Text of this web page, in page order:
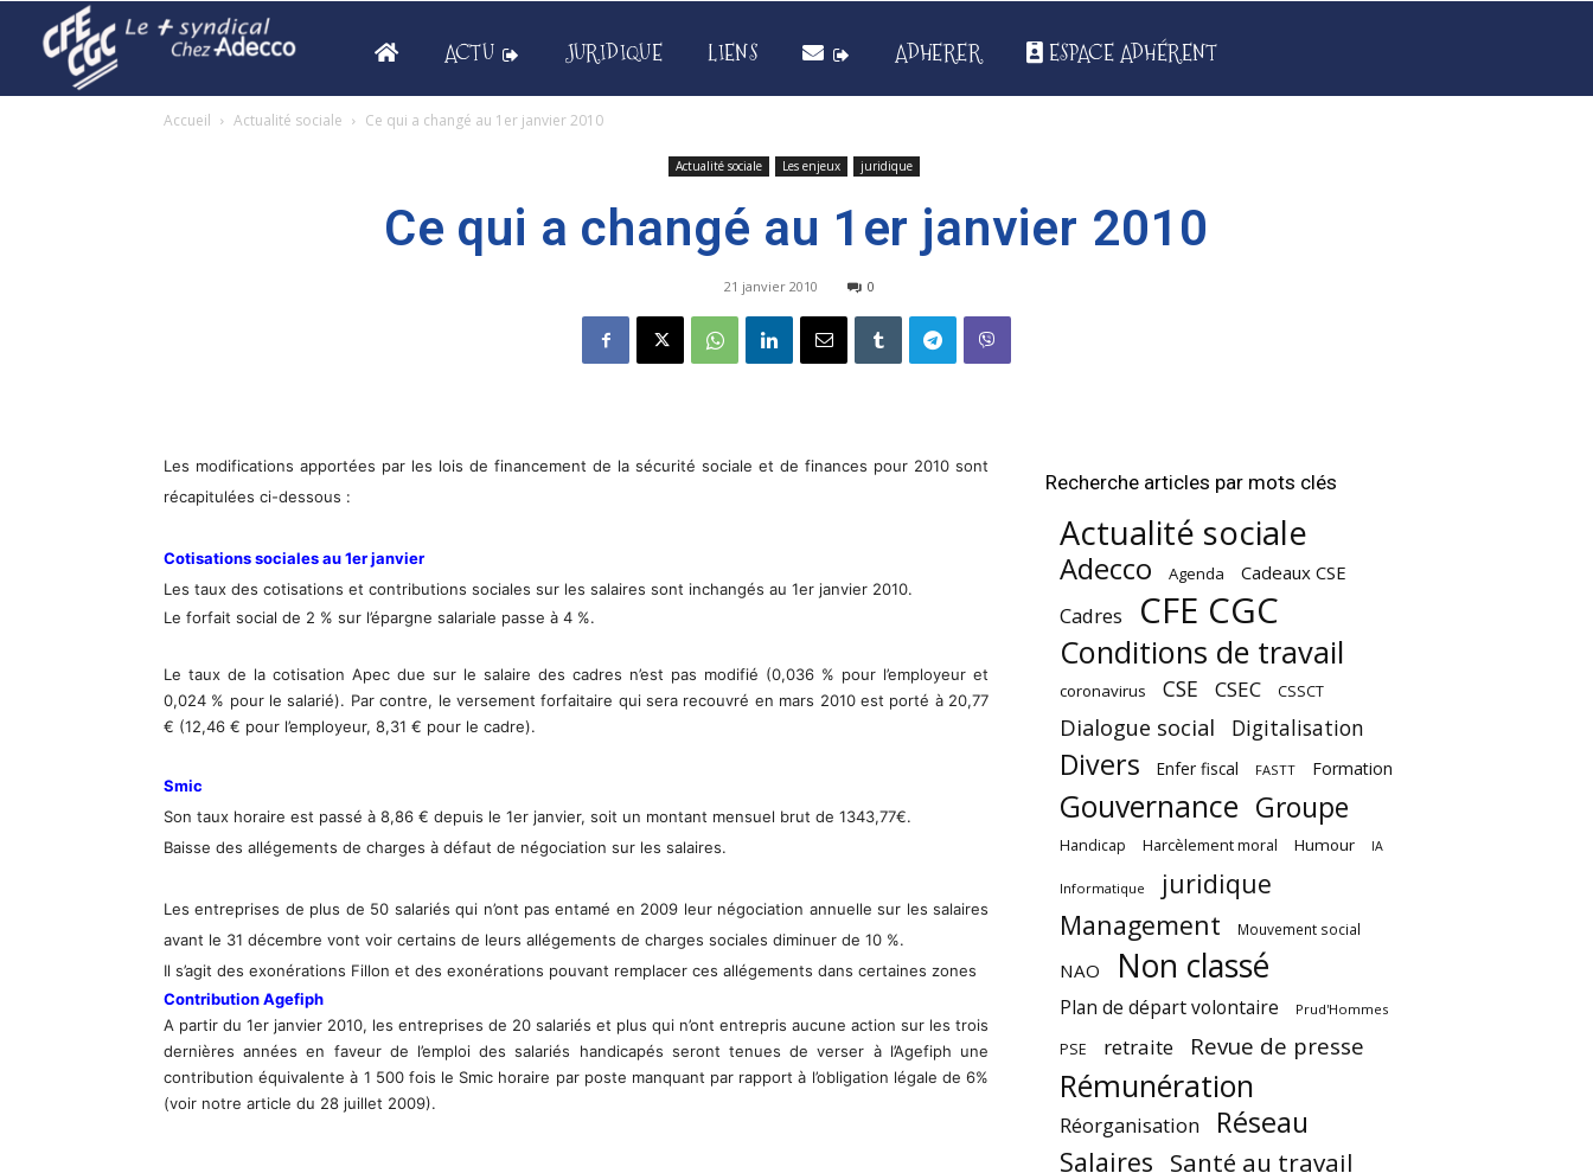
ACTU JURIDIQUE LIENS ADHERER ESPACE ADHÉRENT
Accueil Actualité sociale Ce qui a changé au 1er janvier 2010
Actualité sociale Les enjeux juridique
Ce qui a changé au 1er janvier 2010
21 janvier 2010 0
Les modifications apportées par les lois de financement de la sécurité sociale et de finances pour 2010 sont
récapitulées ci-dessous :
Cotisations sociales au 1er janvier
Les taux des cotisations et contributions sociales sur les salaires sont inchangés au 1er janvier 2010.
Le forfait social de 2 % sur l’épargne salariale passe à 4 %.
Le taux de la cotisation Apec due sur le salaire des cadres n’est pas modifié (0,036 % pour l’employeur et
0,024 % pour le salarié). Par contre, le versement forfaitaire qui sera recouvré en mars 2010 est porté à 20,77
€ (12,46 € pour l’employeur, 8,31 € pour le cadre).
Smic
Son taux horaire est passé à 8,86 € depuis le 1er janvier, soit un montant mensuel brut de 1343,77€.
Baisse des allégements de charges à défaut de négociation sur les salaires.
Les entreprises de plus de 50 salariés qui n’ont pas entamé en 2009 leur négociation annuelle sur les salaires
avant le 31 décembre vont voir certains de leurs allégements de charges sociales diminuer de 10 %.
Il s’agit des exonérations Fillon et des exonérations pouvant remplacer ces allégements dans certaines zones
Contribution Agefiph
A partir du 1er janvier 2010, les entreprises de 20 salariés et plus qui n’ont entrepris aucune action sur les trois
dernières années en faveur de l’emploi des salariés handicapés seront tenues de verser à l’Agefiph une
contribution équivalente à 1 500 fois le Smic horaire par poste manquant par rapport à l’obligation légale de 6%
(voir notre article du 28 juillet 2009).
Recherche articles par mots clés
Actualité sociale
Adecco Agenda Cadeaux CSE
Cadres CFE CGC
Conditions de travail
coronavirus CSE CSEC CSSCT
Dialogue social Digitalisation
Divers Enfer fiscal FASTT Formation
Gouvernance Groupe
Handicap Harcèlement moral Humour IA
Informatique
juridique
Management
Mouvement social
NAO Non classé
Plan de départ volontaire Prud'Hommes
PSE retraite Revue de presse
Rémunération
Réorganisation Réseau
Salaires Santé au travail